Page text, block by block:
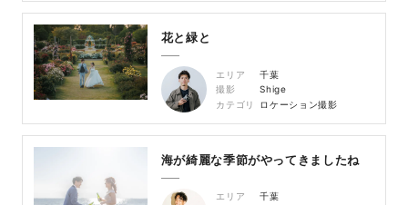
花と緑と
エリア
千葉
撮影
Shige
カテゴリ
ロケーション撮影
海が綺麗な季節がやってきましたね
エリア 千葉